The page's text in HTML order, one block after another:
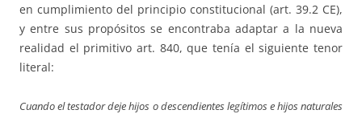
en cumplimiento del principio constitucional (art. 39.2 CE),
y entre sus propósitos se encontraba adaptar a la nueva
realidad el primitivo art. 840, que tenía el siguiente tenor
literal:
Cuando el testador deje hijos o descendientes legítimos e hijos naturales